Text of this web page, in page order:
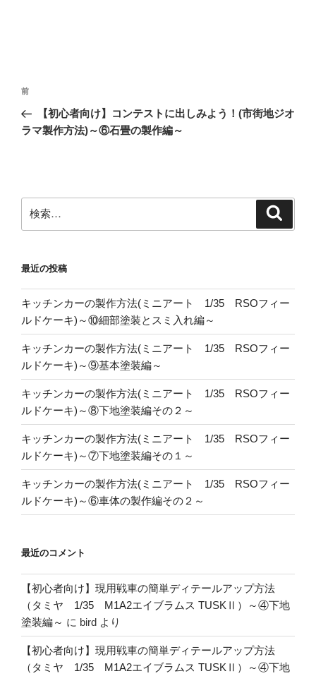
投
ナ
シ
ョ
前
の
投
前
【初心者向け】コンテストに出しみよう！(市街地ジオ
ラマ製作方法)～⑥石畳の製作編～
索:
最近の投稿
キッチンカーの製作方法(ミニアート 1/35 RSOフィー
ルドケーキ)～⑩細部塗装とスミ入れ編～
キッチンカーの製作方法(ミニアート 1/35 RSOフィー
ルドケーキ)～⑨基本塗装編～
キッチンカーの製作方法(ミニアート 1/35 RSOフィー
ルドケーキ)～⑧下地塗装編その２～
キッチンカーの製作方法(ミニアート 1/35 RSOフィー
ルドケーキ)～⑦下地塗装編その１～
キッチンカーの製作方法(ミニアート 1/35 RSOフィー
ルドケーキ)～⑥車体の製作編その２～
最近のコメント
【初心者向け】現用戦車の簡単ディテールアップ方法
（タミヤ 1/35 M1A2エイブラムス TUSKⅡ）～④下地
塗装編～ に bird より
【初心者向け】現用戦車の簡単ディテールアップ方法
（タミヤ 1/35 M1A2エイブラムス TUSKⅡ）～④下地